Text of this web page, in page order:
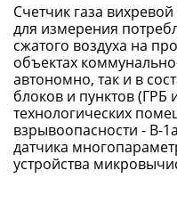
Счетчик газа
для измерения
сжатого воздуха на
объектах
автономно, так и в
блоков и пунктов (ГРБ
технологических
взрывоопасности - В-
датчика
устройства